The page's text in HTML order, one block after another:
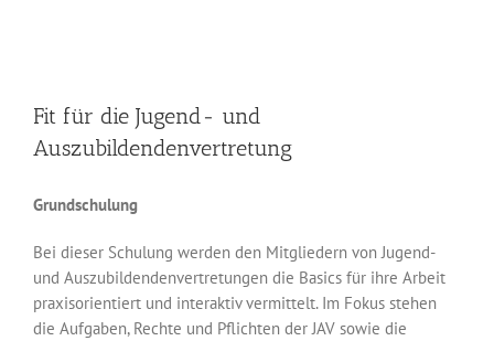
Fit für die Jugend- und
Auszubildendenvertretung
Grundschulung
Bei dieser Schulung werden den Mitgliedern von Jugend-
und Auszubildendenvertretungen die Basics für ihre Arbeit
praxisorientiert und interaktiv vermittelt. Im Fokus stehen
die Aufgaben, Rechte und Pflichten der JAV sowie die